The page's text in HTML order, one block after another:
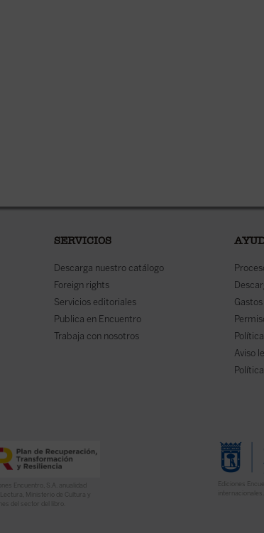
SERVICIOS
Descarga nuestro catálogo
Foreign rights
Servicios editoriales
Publica en Encuentro
Trabaja con nosotros
Aviso
Encuentro, S.A. anualidad
Ministerio de Cultura y
del sector del libro.
Ediciones